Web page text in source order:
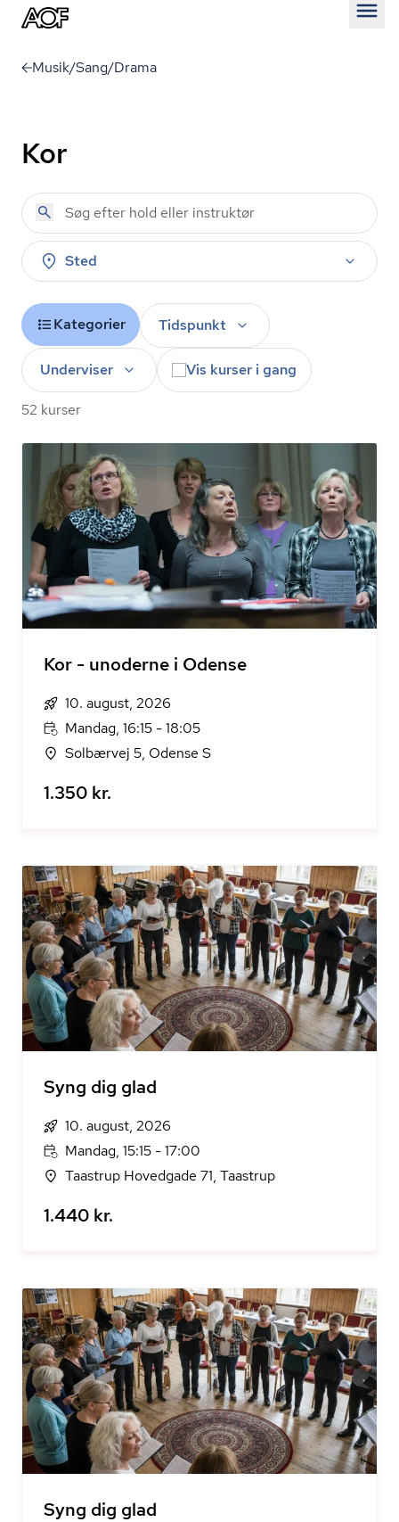
Musik/Sang/Drama
Kor
Sted
Kategorier Tidspunkt
Underviser Vis kurser i gang
52 kurser
Kor - unoderne i Odense
10. august, 2026
Mandag, 16:15 - 18:05
Solbærvej 5, Odense S
1.350 kr.
Syng dig glad
10. august, 2026
Mandag, 15:15 - 17:00
Taastrup Hovedgade 71, Taastrup
1.440 kr.
Syng dig glad